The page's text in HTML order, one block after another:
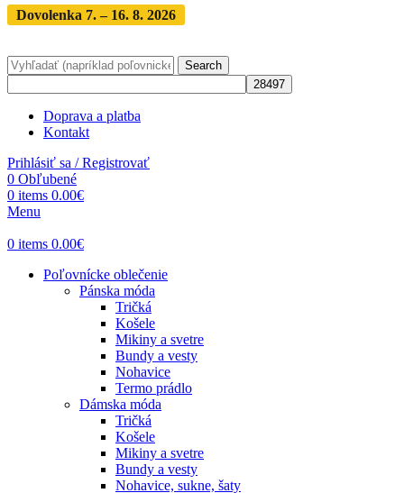
Dovolenka 7. – 16. 8. 2026
Search
Doprava a platba
Kontakt
Prihlásiť sa / Registrovať
0 Obľubené
0 items 0.00€
Menu
0 items 0.00€
Poľovnícke oblečenie
Pánska móda
Tričká
Košele
Mikiny a svetre
Bundy a vesty
Nohavice
Termo prádlo
Dámska móda
Tričká
Košele
Mikiny a svetre
Bundy a vesty
Nohavice, sukne, šaty